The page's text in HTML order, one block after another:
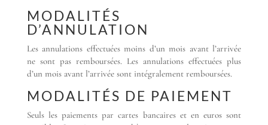
MODALITÉS
D’ANNULATION
Les annulations effectuées moins d’un mois avant l’arrivée
ne sont pas remboursées. Les annulations effectuées plus
d’un mois avant l’arrivée sont intégralement remboursées.
MODALITÉS DE PAIEMENT
Seuls les paiements par cartes bancaires et en euros sont